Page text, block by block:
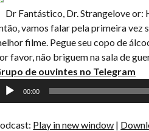
Dr Fantástico, Dr. Strangelove
vamos falar pela primeira vez
filme. Pegue seu copo de
favor, não briguem na sala de
de ouvintes no Telegram
00:00
Play in new window |